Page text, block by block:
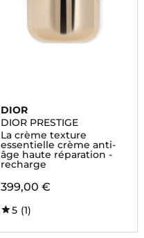
DIOR
DIOR PRESTIGE
La crème texture
essentielle crème anti-
âge haute réparation -
recharge
399,00 €
5 (1)